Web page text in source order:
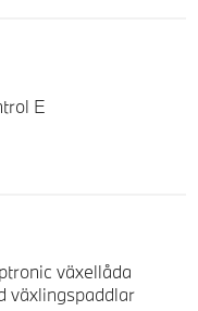
E
växellåda
växlingspaddlar